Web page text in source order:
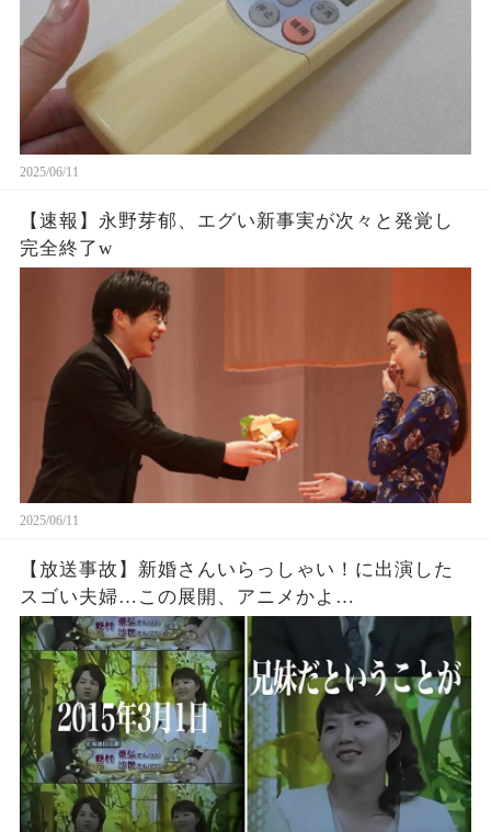
2025/06/11
【速報】永野芽郁、エグい新事実が次々と発覚し
完全終了w
2025/06/11
【放送事故】新婚さんいらっしゃい！に出演した
スゴい夫婦…この展開、アニメかよ…